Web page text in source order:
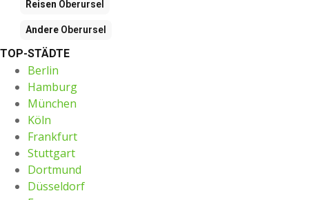
Reisen Oberursel
Andere Oberursel
TOP-STÄDTE
Berlin
Hamburg
München
Köln
Frankfurt
Stuttgart
Dortmund
Düsseldorf